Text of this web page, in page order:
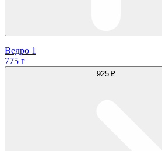
Ведро 1
775 г
925 ₽